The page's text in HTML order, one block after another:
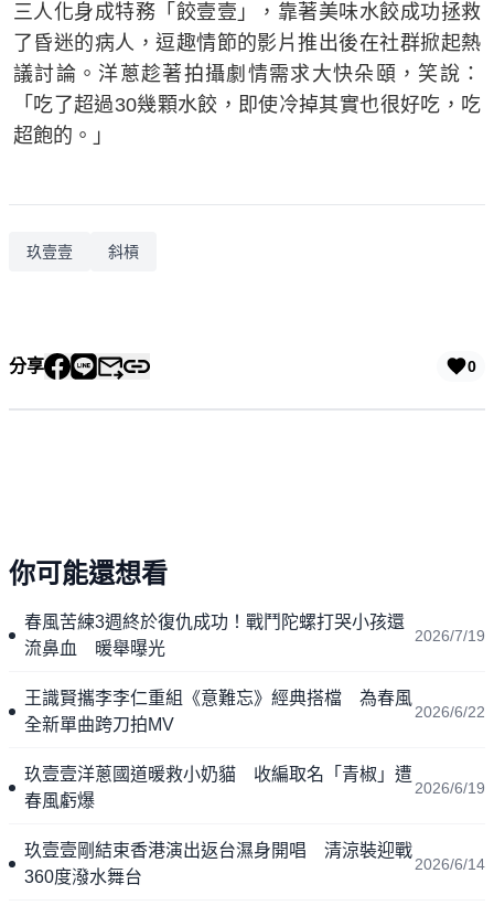
三人化身成特務「餃壹壹」，靠著美味水餃成功拯救
了昏迷的病人，逗趣情節的影片推出後在社群掀起熱
議討論。洋蔥趁著拍攝劇情需求大快朵頤，笑說：
「吃了超過30幾顆水餃，即使冷掉其實也很好吃，吃
超飽的。」
玖壹壹 斜槓
分享 0
你可能還想看
春風苦練3週終於復仇成功！戰鬥陀螺打哭小孩還
流鼻血 暖舉曝光
2026/7/19
王識賢攜李李仁重組《意難忘》經典搭檔 為春風
全新單曲跨刀拍MV
2026/6/22
玖壹壹洋蔥國道暖救小奶貓 收編取名「青椒」遭
春風虧爆
2026/6/19
玖壹壹剛結束香港演出返台濕身開唱 清涼裝迎戰
360度潑水舞台
2026/6/14